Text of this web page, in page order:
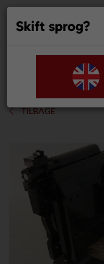
TILBAGE
Skift sprog?